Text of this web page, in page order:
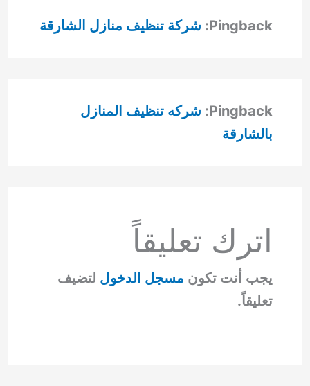
Pingback: شركة تنظيف منازل الشارقة
Pingback: شركه تنظيف المنازل
بالشارقة
اترك تعليقاً
يجب أنت تكون مسجل الدخول لتضيف
تعليقاً.